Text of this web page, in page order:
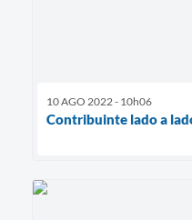
10 AGO 2022 - 10h06
Contribuinte lado a